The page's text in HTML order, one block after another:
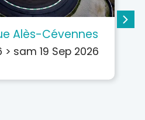
Alès-Cévennes
> sam 19 Sep 2026